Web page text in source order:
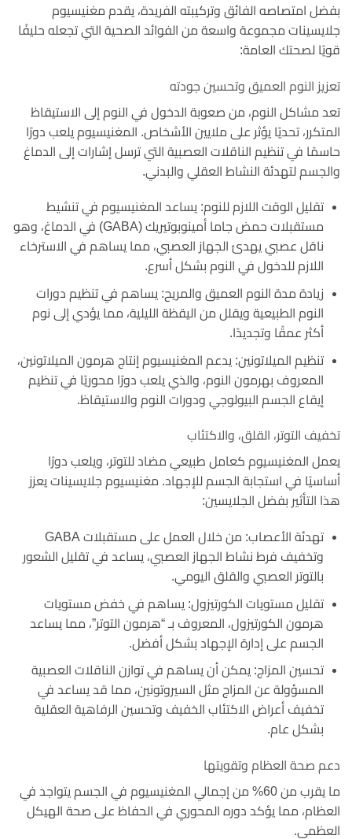
بفضل امتصاصه الفائق وتركيبته الفريدة، يقدم مغنيسيوم
جلايسينات مجموعة واسعة من الفوائد الصحية التي تجعله حليفًا
قويًا لصحتك العامة:
تعزيز النوم العميق وتحسين جودته
تعد مشاكل النوم، من صعوبة الدخول في النوم إلى الاستيقاظ
المتكرر، تحديًا يؤثر على ملايين الأشخاص. المغنيسيوم يلعب دورًا
حاسمًا في تنظيم الناقلات العصبية التي ترسل إشارات إلى الدماغ
والجسم لتهدئة النشاط العقلي والبدني.
تقليل الوقت اللازم للنوم: يساعد المغنيسيوم في تنشيط
مستقبلات حمض جاما أمينوبوتيريك (GABA) في الدماغ، وهو
ناقل عصبي يهدئ الجهاز العصبي، مما يساهم في الاسترخاء
اللازم للدخول في النوم بشكل أسرع.
زيادة مدة النوم العميق والمريح: يساهم في تنظيم دورات
النوم الطبيعية ويقلل من اليقظة الليلية، مما يؤدي إلى نوم
أكثر عمقًا وتجديدًا.
تنظيم الميلاتونين: يدعم المغنيسيوم إنتاج هرمون الميلاتونين،
المعروف بهرمون النوم، والذي يلعب دورًا محوريًا في تنظيم
إيقاع الجسم البيولوجي ودورات النوم والاستيقاظ.
تخفيف التوتر، القلق، والاكتئاب
يعمل المغنيسيوم كعامل طبيعي مضاد للتوتر، ويلعب دورًا
أساسيًا في استجابة الجسم للإجهاد. مغنيسيوم جلايسينات يعزز
هذا التأثير بفضل الجلايسين:
تهدئة الأعصاب: من خلال العمل على مستقبلات GABA
وتخفيف فرط نشاط الجهاز العصبي، يساعد في تقليل الشعور
بالتوتر العصبي والقلق اليومي.
تقليل مستويات الكورتيزول: يساهم في خفض مستويات
هرمون الكورتيزول، المعروف بـ “هرمون التوتر”، مما يساعد
الجسم على إدارة الإجهاد بشكل أفضل.
تحسين المزاج: يمكن أن يساهم في توازن الناقلات العصبية
المسؤولة عن المزاج مثل السيروتونين، مما قد يساعد في
تخفيف أعراض الاكتئاب الخفيف وتحسين الرفاهية العقلية
بشكل عام.
دعم صحة العظام وتقويتها
ما يقرب من 60% من إجمالي المغنيسيوم في الجسم يتواجد في
العظام، مما يؤكد دوره المحوري في الحفاظ على صحة الهيكل
العظمي.